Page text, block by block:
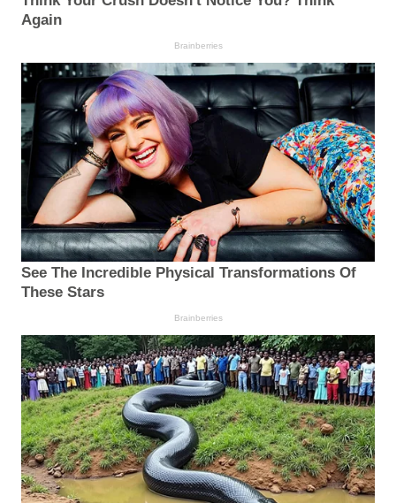
Again
Brainberries
See The Incredible Physical Transformations Of
These Stars
Brainberries